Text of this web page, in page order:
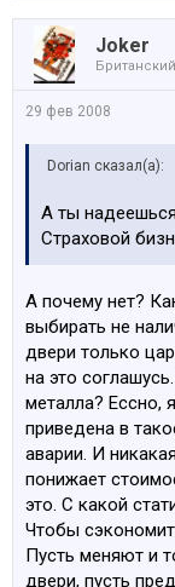
Joker
29 фев 2008
Dorian сказал(а):
А ты
Страховой
А почему нет?
выбирать не
двери только
на это
металла? Ессно,
приведена в
аварии. И
понижает
это. С какой
Чтобы
Пусть меняют и
двери, пусть